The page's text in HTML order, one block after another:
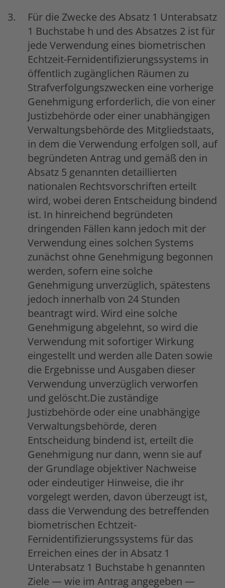
Für die Zwecke des Absatz 1 Unterabsatz
1 Buchstabe h und des Absatzes 2 ist für
jede Verwendung eines biometrischen
Echtzeit-Fernidentifizierungssystems in
öffentlich zugänglichen Räumen zu
Strafverfolgungszwecken eine vorherige
Genehmigung erforderlich, die von einer
Justizbehörde oder einer unabhängigen
Verwaltungsbehörde des Mitgliedstaats,
in dem die Verwendung erfolgen soll, auf
begründeten Antrag und gemäß den in
Absatz 5 genannten detaillierten
nationalen Rechtsvorschriften erteilt
wird, wobei deren Entscheidung bindend
ist. In hinreichend begründeten
dringenden Fällen kann jedoch mit der
Verwendung eines solchen Systems
zunächst ohne Genehmigung begonnen
werden, sofern eine solche
Genehmigung unverzüglich, spätestens
jedoch innerhalb von 24 Stunden
beantragt wird. Wird eine solche
Genehmigung abgelehnt, so wird die
Verwendung mit sofortiger Wirkung
eingestellt und werden alle Daten sowie
die Ergebnisse und Ausgaben dieser
Verwendung unverzüglich verworfen
und gelöscht.Die zuständige
Justizbehörde oder eine unabhängige
Verwaltungsbehörde, deren
Entscheidung bindend ist, erteilt die
Genehmigung nur dann, wenn sie auf
der Grundlage objektiver Nachweise
oder eindeutiger Hinweise, die ihr
vorgelegt werden, davon überzeugt ist,
dass die Verwendung des betreffenden
biometrischen Echtzeit-
Fernidentifizierungssystems für das
Erreichen eines der in Absatz 1
Unterabsatz 1 Buchstabe h genannten
Ziele — wie im Antrag angegeben —